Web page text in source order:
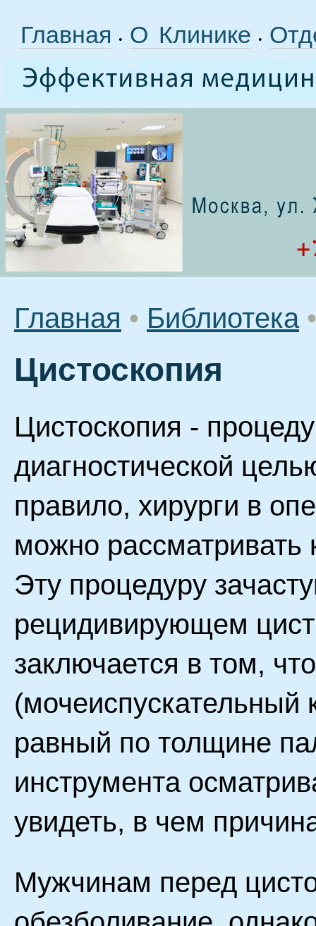
Главная • О Клинике •
Главная • Библиотека •
Цистоскопия
Цистоскопия -
диагностической
правило, хирурги в
можно рассматривать
Эту процедуру
рецидивирующем
заключается в том,
(мочеиспускательный
равный по толщине
инструмента
увидеть, в чем
Мужчинам перед